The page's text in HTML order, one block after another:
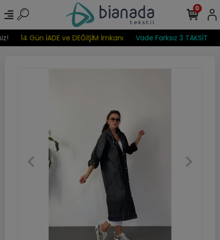
14 Gün İADE ve DEĞİŞİM İmkanı Vade Farksız 3 TAKSİT
0